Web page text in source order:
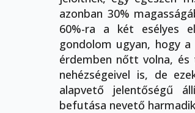
azonban 30%
60%-ra a két esélyes
gondolom ugyan, hogy
érdemben nőtt volna, és
nehézségeivel is, de
alapvető jelentőségű
befutása nevető